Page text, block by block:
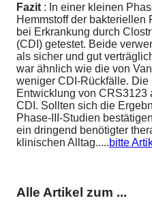
Fazit : In einer kleinen
Hemmstoff der bakteriellen
bei Erkrankung durch
(CDI) getestet. Beide
als sicher und gut
war ähnlich wie die von
weniger CDI-Rückfälle.
Entwicklung von CRS3123
CDI. Sollten sich die
Phase-III-Studien
ein dringend benötigter
klinischen Alltag.....bitte
Alle Artikel zum ...